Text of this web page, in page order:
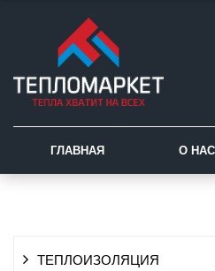
ГЛАВНАЯ О НАС
ТЕПЛОИЗОЛЯЦИЯ